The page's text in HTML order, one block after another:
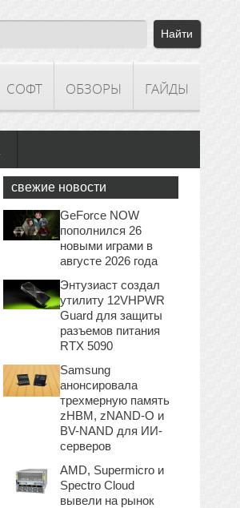
СОФТ ОБЗОРЫ ГАЙДЫ
свежие новости
GeForce NOW
пополнился 26
новыми играми в
августе 2026 года
Энтузиаст создал
утилиту 12VHPWR
Guard для защиты
разъемов питания
RTX 5090
Samsung
анонсировала
трехмерную память
zHBM, zNAND-O и
BV-NAND для ИИ-
серверов
AMD, Supermicro и
Spectro Cloud
вывели на рынок